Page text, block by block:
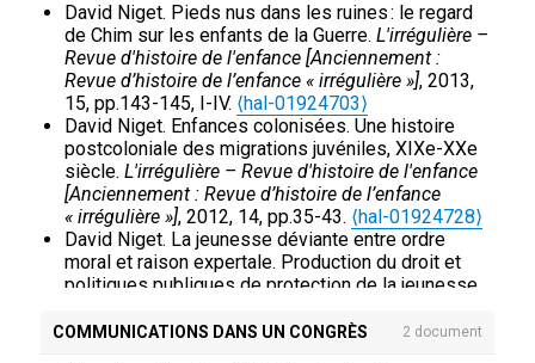
David Niget. Pieds nus dans les ruines : le regard
de Chim sur les enfants de la Guerre.L'irrégulière –
Revue d'histoire de l'enfance [Anciennement :
Revue d’histoire de l’enfance « irrégulière »], 2013,
15, pp.143-145, I-IV. ⟨hal-01924703⟩
David Niget. Enfances colonisées. Une histoire
postcoloniale des migrations juvéniles, XIXe-XXe
siècle.L'irrégulière – Revue d'histoire de l'enfance
[Anciennement : Revue d’histoire de l’enfance
« irrégulière »], 2012, 14, pp.35-43. ⟨hal-01924728⟩
David Niget. La jeunesse déviante entre ordre
moral et raison expertale. Production du droit et
politiques publiques de protection de la jeunesse
internationale de théorie du droit et de sociologie
COMMUNICATIONS DANS UN CONGRÈS 2 document